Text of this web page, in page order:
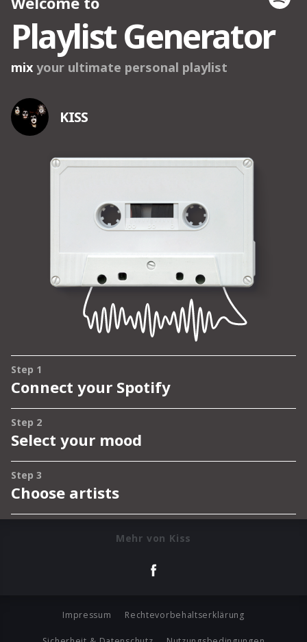
Mehr von Kiss
Impressum Rechtevorbehaltserklärung